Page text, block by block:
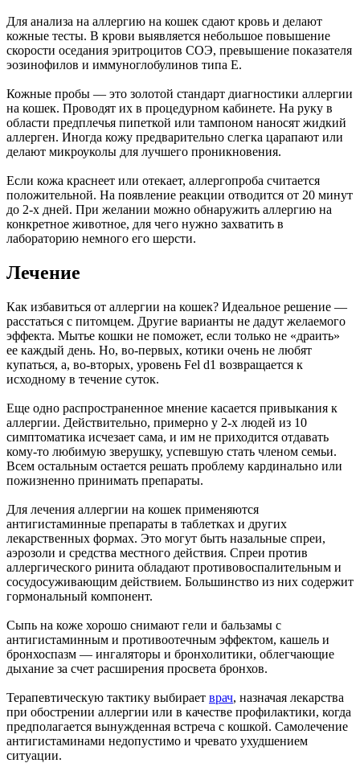
Для анализа на аллергию на кошек сдают кровь и делают
кожные тесты. В крови выявляется небольшое повышение
скорости оседания эритроцитов СОЭ, превышение показателя
эозинофилов и иммуноглобулинов типа Е.
Кожные пробы ― это золотой стандарт диагностики аллергии
на кошек. Проводят их в процедурном кабинете. На руку в
области предплечья пипеткой или тампоном наносят жидкий
аллерген. Иногда кожу предварительно слегка царапают или
делают микроуколы для лучшего проникновения.
Если кожа краснеет или отекает, аллергопроба считается
положительной. На появление реакции отводится от 20 минут
до 2-х дней. При желании можно обнаружить аллергию на
конкретное животное, для чего нужно захватить в
лабораторию немного его шерсти.
Лечение
Как избавиться от аллергии на кошек? Идеальное решение ―
расстаться с питомцем. Другие варианты не дадут желаемого
эффекта. Мытье кошки не поможет, если только не «драить»
ее каждый день. Но, во-первых, котики очень не любят
купаться, а, во-вторых, уровень Fel d1 возвращается к
исходному в течение суток.
Еще одно распространенное мнение касается привыкания к
аллергии. Действительно, примерно у 2-х людей из 10
симптоматика исчезает сама, и им не приходится отдавать
кому-то любимую зверушку, успевшую стать членом семьи.
Всем остальным остается решать проблему кардинально или
пожизненно принимать препараты.
Для лечения аллергии на кошек применяются
антигистаминные препараты в таблетках и других
лекарственных формах. Это могут быть назальные спреи,
аэрозоли и средства местного действия. Спреи против
аллергического ринита обладают противовоспалительным и
сосудосуживающим действием. Большинство из них содержит
гормональный компонент.
Сыпь на коже хорошо снимают гели и бальзамы с
антигистаминным и противоотечным эффектом, кашель и
бронхоспазм ― ингаляторы и бронхолитики, облегчающие
дыхание за счет расширения просвета бронхов.
Терапевтическую тактику выбирает врач, назначая лекарства
при обострении аллергии или в качестве профилактики, когда
предполагается вынужденная встреча с кошкой. Самолечение
антигистаминами недопустимо и чревато ухудшением
ситуации.